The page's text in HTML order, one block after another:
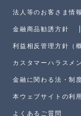
法人等のお客さま情
金融商品勧誘方針
利益相反管理方針（
カスタマーハラスメ
金融に関わる法・制
本ウェブサイトの利
よくあるご質問